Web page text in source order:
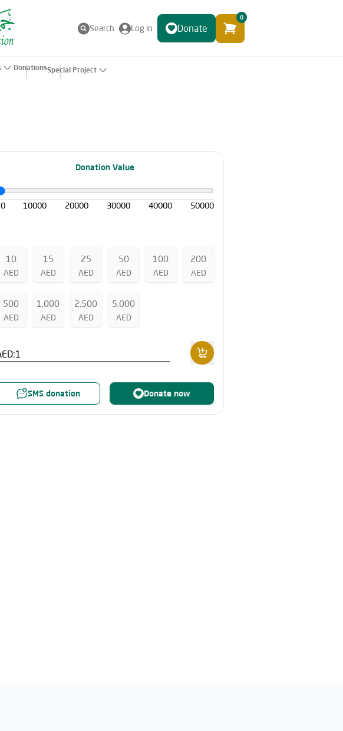
Search Log in Donate
0
DonationsSpecial Project
Donation Value
10000 20000 30000 40000 50000
10
AED
15
AED
25
AED
50
AED
100
AED
200
AED
500
AED
1,000
AED
2,500
AED
5,000
AED
SMS donation Donate now